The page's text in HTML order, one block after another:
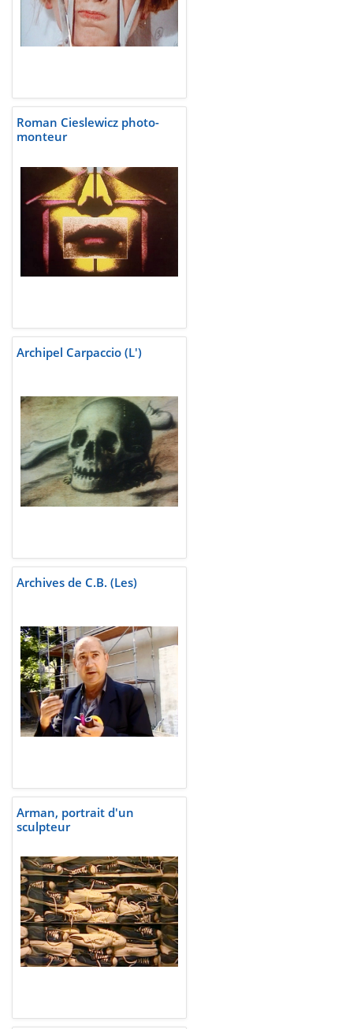
Roman Cieslewicz photo-
monteur
Archipel Carpaccio (L')
Archives de C.B. (Les)
Arman, portrait d'un
sculpteur